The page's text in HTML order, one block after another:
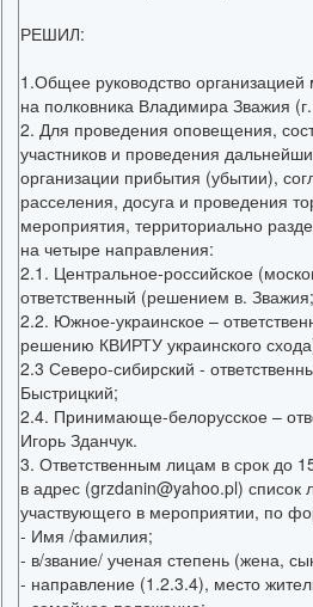
РЕШИЛ:
1.Общее руководство организацией
на полковника Владимира Зважия
2. Для проведения оповещения,
участников и проведения
организации прибытия (убытии),
расселения, досуга и проведения
мероприятия, территориально
на четыре направления:
2.1. Центральное-российское
ответственный (решением в. Зважия;
2.2. Южное-украинское –
решению КВИРТУ украинского
2.3 Северо-сибирский -
Быстрицкий;
2.4. Принимающе-белорусское –
Игорь Зданчук.
3. Ответственным лицам в срок до
в адрес (grzdanin@yahoo.pl) список
участвующего в мероприятии, по
- Имя /фамилия;
- в/звание/ ученая степень (жена,
- направление (1.2.3.4), место